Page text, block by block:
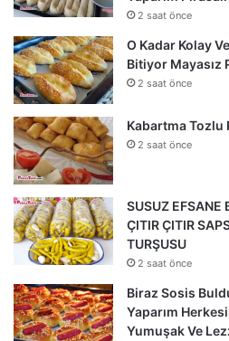
2 saat önce
O Kadar Kolay
Bitiyor Mayasız
2 saat önce
Kabartma Tozlu
2 saat önce
SUSUZ EFSANE
ÇITIR ÇITIR
TURŞUSU
2 saat önce
Biraz Sosis
Yaparım
Yumuşak Ve